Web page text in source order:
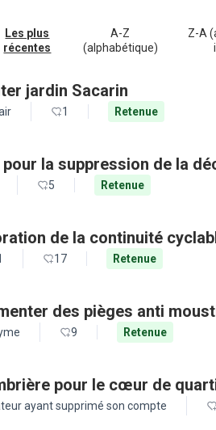
Les plus
récentes
A-Z
(alphabétique)
Z-A
jardin Sacarin
1 Retenue
la suppression de la
5 Retenue
de la continuité
17 Retenue
des pièges anti
9 Retenue
pour le cœur de
ayant supprimé son compte